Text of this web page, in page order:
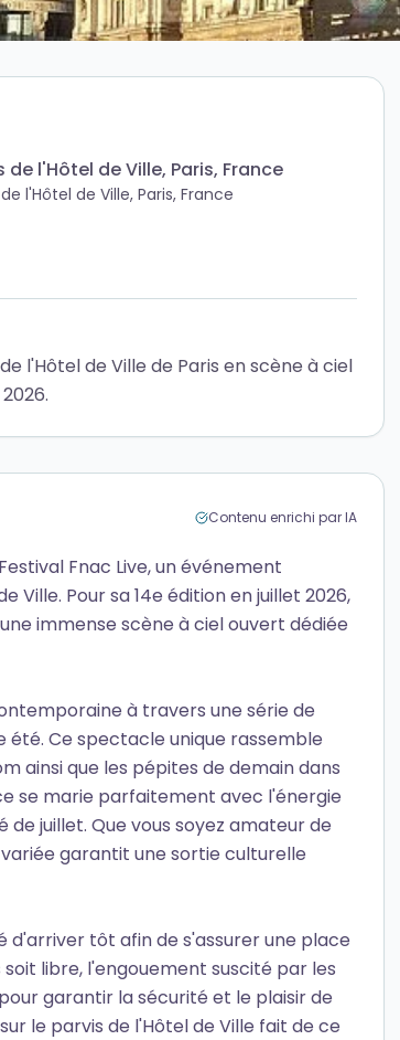
de l'Hôtel de Ville, Paris, France
l'Hôtel de Ville, Paris, France
l'Hôtel de Ville de Paris en scène à ciel
Contenu enrichi par IA
Fnac Live, un événement
Ville. Pour sa 14e édition en juillet 2026,
immense scène à ciel ouvert dédiée
à travers une série de
Ce spectacle unique rassemble
ainsi que les pépites de demain dans
se marie parfaitement avec l'énergie
juillet. Que vous soyez amateur de
garantit une sortie culturelle
tôt afin de s'assurer une place
libre, l'engouement suscité par les
garantir la sécurité et le plaisir de
le parvis de l'Hôtel de Ville fait de ce